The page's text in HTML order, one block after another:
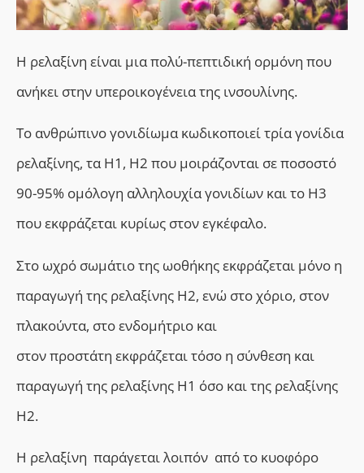
Η ρελαξίνη είναι μια πολύ-πεπτιδική ορμόνη που
ανήκει στην υπεροικογένεια της ινσουλίνης.
Το ανθρώπινο γονιδίωμα κωδικοποιεί τρία γονίδια
ρελαξίνης, τα Η1, Η2 που μοιράζονται σε ποσοστό
90-95% ομόλογη αλληλουχία γονιδίων και το Η3
που εκφράζεται κυρίως στον εγκέφαλο.
Στο ωχρό σωμάτιο της ωοθήκης εκφράζεται μόνο η
παραγωγή της ρελαξίνης Η2, ενώ στο χόριο, στον
πλακούντα, στο ενδομήτριο και
στον προστάτη εκφράζεται τόσο η σύνθεση και
παραγωγή της ρελαξίνης Η1 όσο και της ρελαξίνης
Η2.
Η ρελαξίνη παράγεται λοιπόν από το κυοφόρο